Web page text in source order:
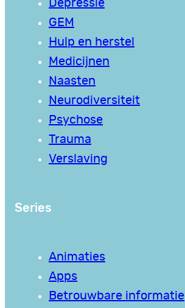
Depressie
GEM
Hulp en herstel
Medicijnen
Naasten
Neurodiversiteit
Psychose
Trauma
Verslaving
Series
Animaties
Apps
Betrouwbare informatie